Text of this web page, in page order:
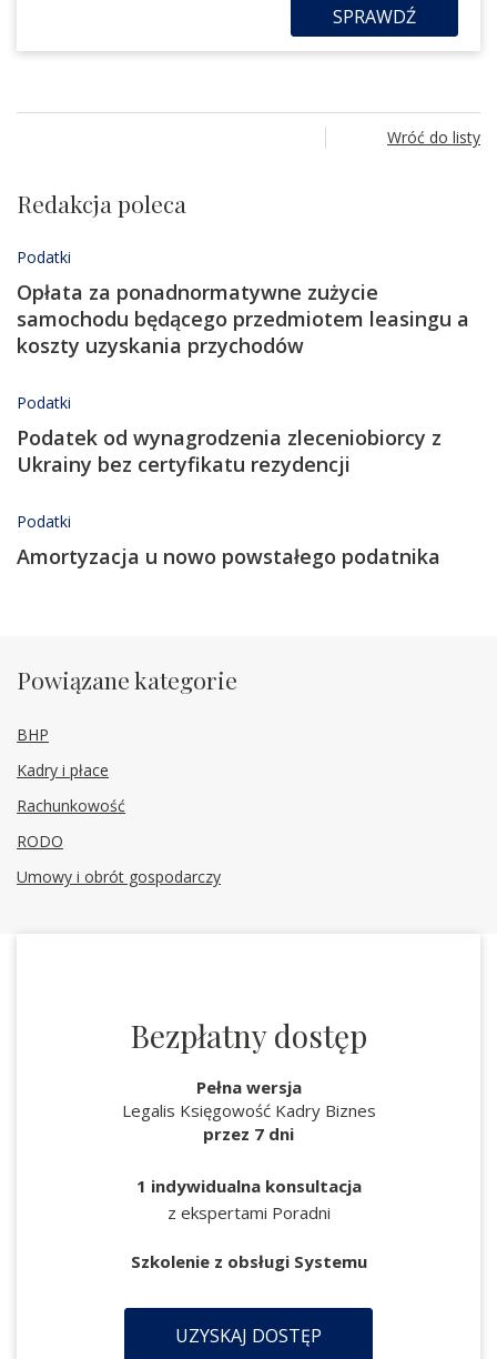
SPRAWDŹ
Wróć do listy
Redakcja poleca
Podatki
Opłata za ponadnormatywne zużycie
samochodu będącego przedmiotem leasingu a
koszty uzyskania przychodów
Podatki
Podatek od wynagrodzenia zleceniobiorcy z
Ukrainy bez certyfikatu rezydencji
Podatki
Amortyzacja u nowo powstałego podatnika
Powiązane kategorie
BHP
Kadry i płace
Rachunkowość
RODO
Umowy i obrót gospodarczy
Bezpłatny dostęp
Pełna wersja
Legalis Księgowość Kadry Biznes
przez 7 dni
1 indywidualna konsultacja
z ekspertami Poradni
Szkolenie z obsługi Systemu
UZYSKAJ DOSTĘP